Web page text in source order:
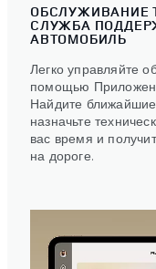
ОБСЛУЖИВАНИЕ
СЛУЖБА
АВТОМОБИЛЬ
Легко управляйте
помощью
Найдите
назначьте
вас время и
на дороге.